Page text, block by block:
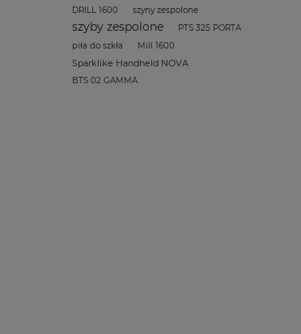
DRILL 1600 szyny zespolone
szyby zespolone
PTS 325 PORTA
piła do szkła
Mill 1600
Sparklike Handheld NOVA
BTS 02 GAMMA